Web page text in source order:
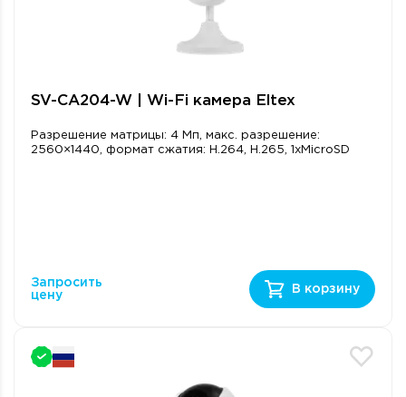
SV-CA204-W | Wi-Fi камера Eltex
Разрешение матрицы: 4 Мп, макс. разрешение:
2560×1440, формат сжатия: H.264, H.265, 1xMicroSD
Запросить
цену
В корзину